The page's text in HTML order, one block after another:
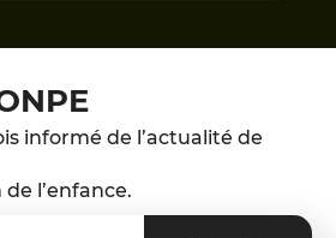
informé de l’actualité de
l’enfance.